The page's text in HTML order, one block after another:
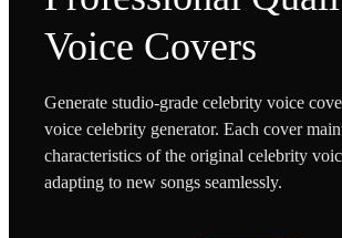
Voice Covers
Generate studio-grade celebrity voice
voice celebrity generator. Each cover
characteristics of the original celebrity
adapting to new songs seamlessly.